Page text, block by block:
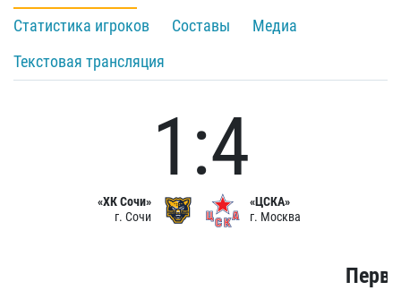
Статистика игроков
Составы
Медиа
Текстовая трансляция
«ХК Сочи»
г. Сочи
1:4
«ЦСКА»
г. Москва